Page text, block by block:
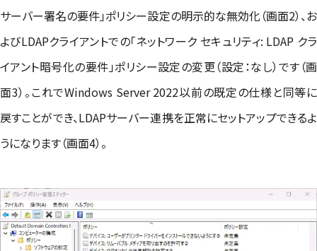
サーバー署名の要件」ポリシー設定の明示的な無効化（画面2）、お
よびLDAPクライアントでの「ネットワーク セキュリティ: LDAP クラ
イアント暗号化の要件」ポリシー設定の変更（設定：なし）です（画
面3）。これでWindows Server 2022以前の既定の仕様と同等に
戻すことができ、LDAPサーバー連携を正常にセットアップできるよ
うになります（画面4）。